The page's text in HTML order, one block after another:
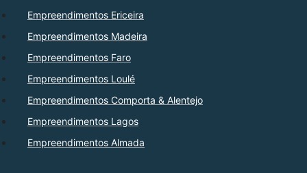
Empreendimentos Ericeira
Empreendimentos Madeira
Empreendimentos Faro
Empreendimentos Loulé
Empreendimentos Comporta & Alentejo
Empreendimentos Lagos
Empreendimentos Almada